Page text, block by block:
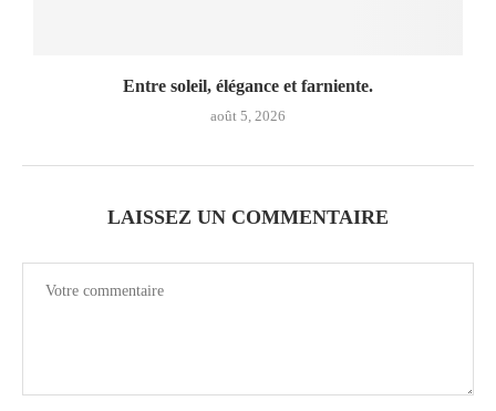
Entre soleil, élégance et farniente.
août 5, 2026
LAISSEZ UN COMMENTAIRE